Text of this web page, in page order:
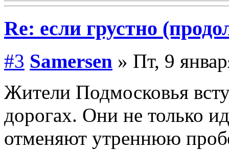
Re: если грустно
#3 Samersen » Пт, 9
Жители Подмосковья
дорогах. Они не только
отменяют утреннюю